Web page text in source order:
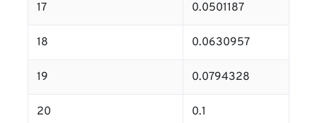
17 0.0501187
18 0.0630957
19 0.0794328
20 0.1